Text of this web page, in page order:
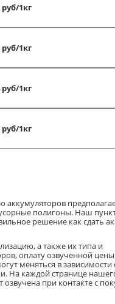
руб/1кг
руб/1кг
руб/1кг
руб/1кг
полигоны. Наш
решение как сдать
а также их типа и
оплату озвученной
меняться в зависимости
На каждой странице
при контакте с